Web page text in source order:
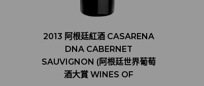
2013 阿根廷紅酒 CASARENA
DNA CABERNET
SAUVIGNON (阿根廷世界葡萄
酒大賞 WINES OF